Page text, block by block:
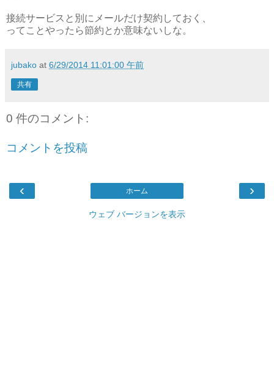
接続サービスと別にメールだけ契約しておく、
ってことやったら節約とか意味ないしな。
jubako at 6/29/2014 11:01:00 午前
共有
0 件のコメント:
コメントを投稿
‹ ›
ホーム
ウェブ バージョンを表示